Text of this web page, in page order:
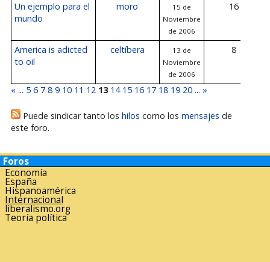
Un ejemplo para el
mundo
moro
15 de
Noviembre
de 2006
16
America is adicted
to oil
celtíbera
13 de
Noviembre
de 2006
8
« ... 5 6 7 8 9 10 11 12 13 14 15 16 17 18 19 20... »
Puede sindicar tanto los hilos como los mensajes de
este foro.
Foros
Economía
España
Hispanoamérica
Internacional
liberalismo.org
Teoría política